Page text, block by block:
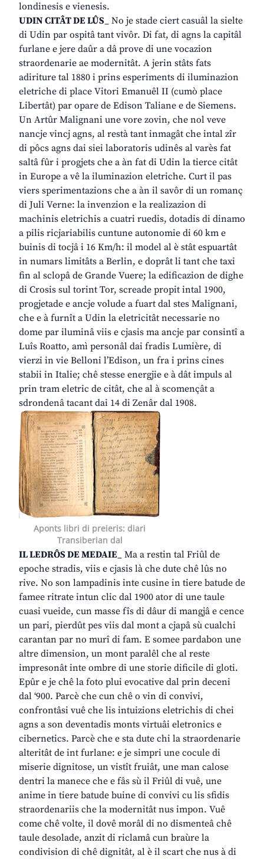
londinesis e vienesis.
UDIN CITÂT DE LÛS_ No je stade ciert casuâl la sielte
di Udin par ospitâ tant vivôr. Di fat, di agns la capitâl
furlane e jere daûr a dâ prove di une vocazion
straordenarie ae modernitât. A jerin stâts fats
adiriture tal 1880 i prins esperiments di iluminazion
eletriche di place Vitori Emanuêl II (cumò place
Libertât) par opare de Edison Taliane e de Siemens.
Un Artûr Malignani une vore zovin, che nol veve
nancje vincj agns, al restà tant inmagât che intal zîr
di pôcs agns dai siei laboratoris udinês al varès fat
saltâ fûr i progjets che a àn fat di Udin la tierce citât
in Europe a vê la iluminazion eletriche. Curt il pas
viers sperimentazions che a àn il savôr di un romanç
di Juli Verne: la invenzion e la realizazion di
machinis eletrichis a cuatri ruedis, dotadis di dinamo
a pilis ricjariabilis cuntune autonomie di 60 km e
buinis di tocjâ i 16 Km/h: il model al è stât espuartât
in numars limitâts a Berlin, e doprât li tant che taxi
fin al sclopâ de Grande Vuere; la edificazion de dighe
di Crosis sul torint Tor, screade propit intal 1900,
progjetade e ancje volude a fuart dal stes Malignani,
che e à furnît a Udin la eletricitât necessarie no
dome par iluminâ viis e cjasis ma ancje par consintî a
Luîs Roatto, amì personâl dai fradis Lumière, di
vierzi in vie Belloni l’Edison, un fra i prins cines
stabii in Italie; chê stesse energjie e à dât impuls al
prin tram eletric de citât, che al à scomençât a
sdrondenâ tacant dai 14 di Zenâr dal 1908.
Aponts libri di preieris: diari
Transiberian dal
IL LEDRÔS DE MEDAIE_ Ma a restin tal Friûl de
epoche stradis, viis e cjasis là che dute chê lûs no
rive. No son lampadinis inte cusine in tiere batude de
famee ritrate intun clic dal 1900 ator di une taule
cuasi vueide, cun masse fîs di dâur di mangjâ e cence
un pari, pierdût pes viis dal mont a cjapâ sù cualchi
carantan par no murî di fam. E somee pardabon une
altre dimension, un mont paralêl che al reste
impresonât inte ombre di une storie dificile di gloti.
Epûr e je chê la foto plui evocative dal prin deceni
dal ‘900. Parcè che cun chê o vin di convivi,
confrontâsi vuê che lis intuizions eletrichis di chei
agns a son deventadis monts virtuâi eletronics e
cibernetics. Parcè che e sta dute chi la straordenarie
alteritât de int furlane: e je simpri une cocule di
miserie dignitose, un vistît fruiât, une man calose
dentri la manece che e fâs sù il Friûl di vuê, une
anime in tiere batude buine di convivi cu lis sfidis
straordenariis che la modernitât nus impon. Vuê
come chê volte, il dovê morâl di no dismenteâ chê
taule desolade, anzit di riclamâ cun braùre la
condivision di chê dignitât, al è il scart che nus à di